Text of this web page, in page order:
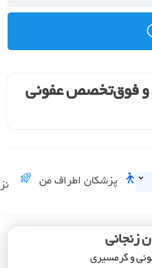
فوق‌تخصص عفونی
پزشکان اطراف من
زنجانی
و گرمسیری